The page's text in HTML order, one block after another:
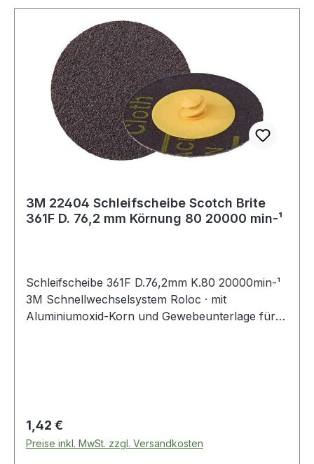
3M 22404 Schleifscheibe Scotch Brite
361F D. 76,2 mm Körnung 80 20000 min-¹
Schleifscheibe 361F D.76,2mm K.80 20000min-¹
3M Schnellwechselsystem Roloc · mit
Aluminiumoxid-Korn und Gewebeunterlage für
Regulärer Preis:
1,42 €
Preise inkl. MwSt. zzgl. Versandkosten